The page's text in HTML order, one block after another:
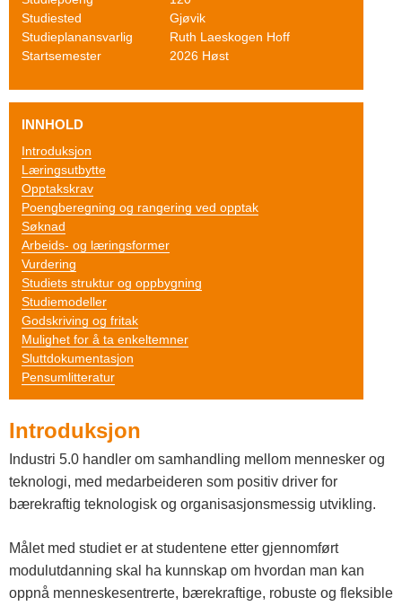
o
g
a
g
s
k
o
l
e
n
I
n
n
l
a
n
d
Studiested
Gjøvik
Studieplanansvarlig
Ruth Laeskogen Hoff
Startsemester
2026 Høst
INNHOLD
Introduksjon
Læringsutbytte
Opptakskrav
Poengberegning og rangering ved opptak
Søknad
Arbeids- og læringsformer
Vurdering
Studiets struktur og oppbygning
Studiemodeller
Godskriving og fritak
Mulighet for å ta enkeltemner
Sluttdokumentasjon
Pensumlitteratur
Introduksjon
Industri 5.0 handler om samhandling mellom mennesker og
teknologi, med medarbeideren som positiv driver for
bærekraftig teknologisk og organisasjonsmessig utvikling.
Målet med studiet er at studentene etter gjennomført
modulutdanning skal ha kunnskap om hvordan man kan
oppnå menneskesentrerte, bærekraftige, robuste og fleksible